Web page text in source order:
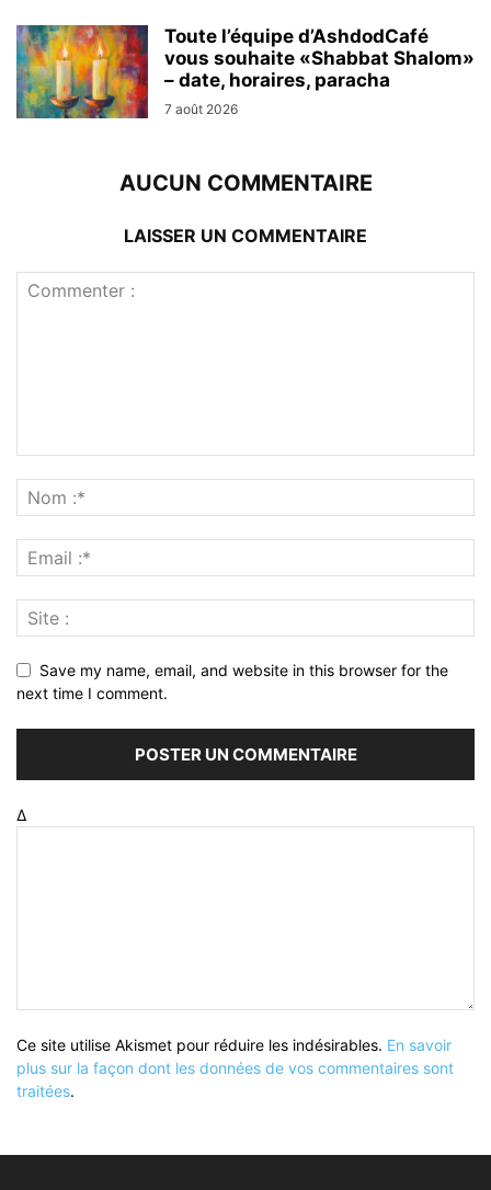
Toute l’équipe d’AshdodCafé
vous souhaite «Shabbat Shalom»
– date, horaires, paracha
7 août 2026
AUCUN COMMENTAIRE
LAISSER UN COMMENTAIRE
Save my name, email, and website in this browser for the
next time I comment.
Δ
Ce site utilise Akismet pour réduire les indésirables. En savoir
plus sur la façon dont les données de vos commentaires sont
traitées.